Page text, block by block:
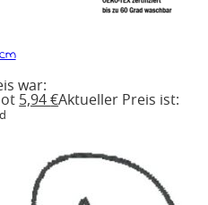
war:
5,94€Aktueller Preis ist: